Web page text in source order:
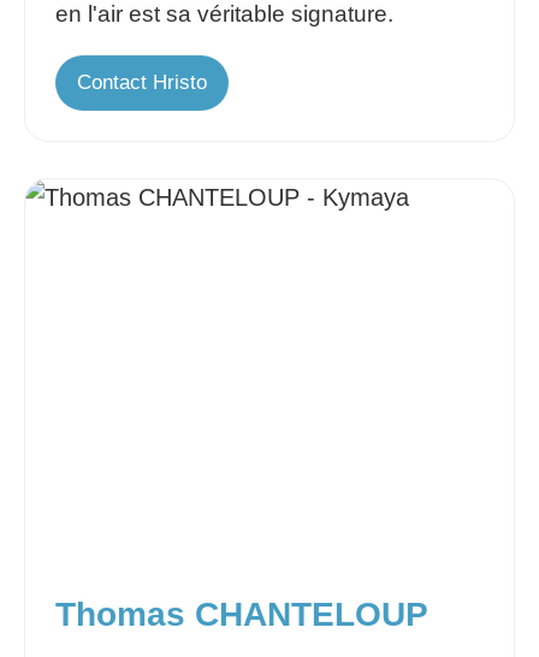
en l'air est sa véritable signature.
Contact Hristo
Thomas CHANTELOUP